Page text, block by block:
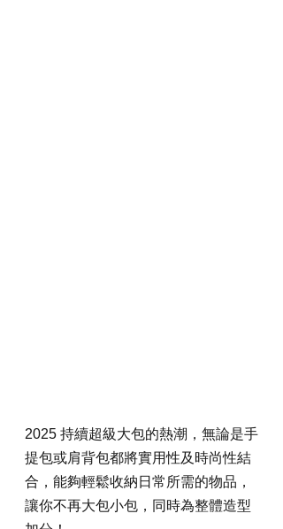
2025 持續超級大包的熱潮，無論是手
提包或肩背包都將實用性及時尚性結
合，能夠輕鬆收納日常所需的物品，
讓你不再大包小包，同時為整體造型